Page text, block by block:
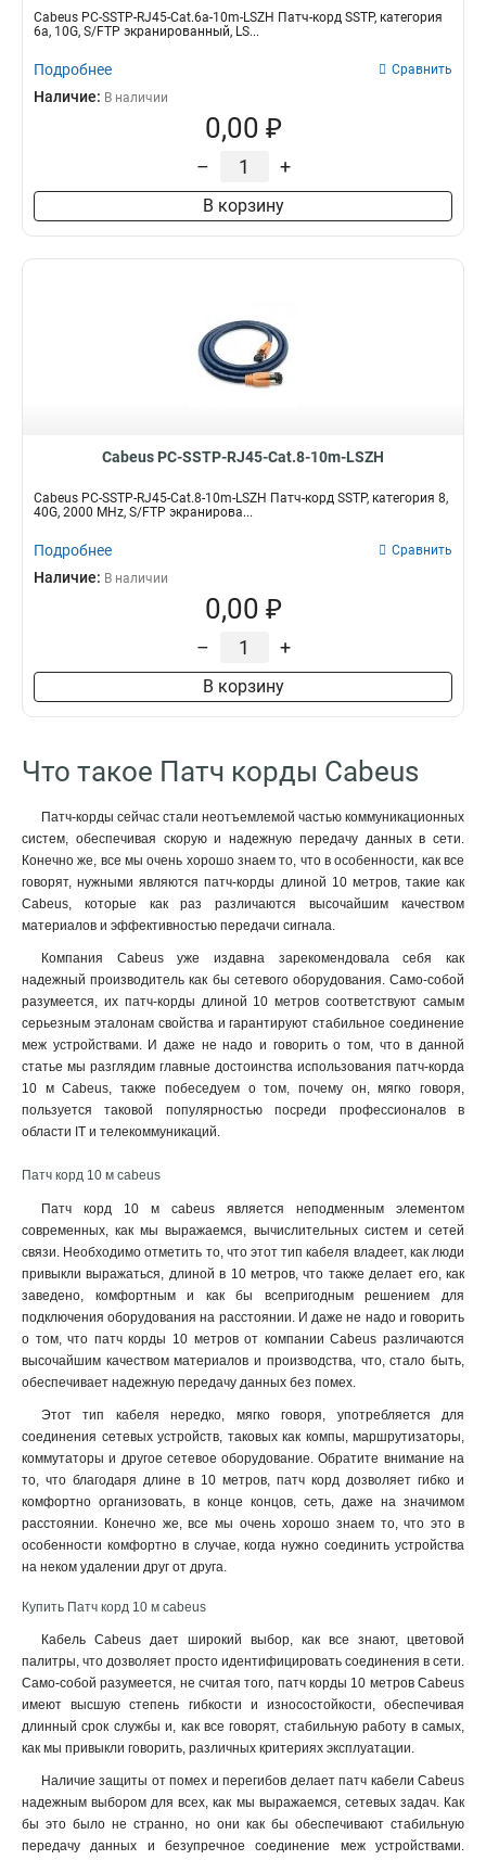
Cabeus PC-SSTP-RJ45-Cat.6a-10m-LSZH Патч-корд SSTP, категория
6a, 10G, S/FTP экранированный, LS...
Подробнее Сравнить
Наличие: В наличии
0,00 ₽
– +
В корзину
Cabeus PC-SSTP-RJ45-Cat.8-10m-LSZH
Cabeus PC-SSTP-RJ45-Cat.8-10m-LSZH Патч-корд SSTP, категория 8,
40G, 2000 MHz, S/FTP экранирова...
Подробнее Сравнить
Наличие: В наличии
0,00 ₽
– +
В корзину
Что такое Патч корды Cabeus
Патч-корды сейчас стали неотъемлемой частью коммуникационных
систем, обеспечивая скорую и надежную передачу данных в сети.
Конечно же, все мы очень хорошо знаем то, что в особенности, как все
говорят, нужными являются патч-корды длиной 10 метров, такие как
Cabeus, которые как раз различаются высочайшим качеством
материалов и эффективностью передачи сигнала.
Компания Cabeus уже издавна зарекомендовала себя как
надежный производитель как бы сетевого оборудования. Само-собой
разумеется, их патч-корды длиной 10 метров соответствуют самым
серьезным эталонам свойства и гарантируют стабильное соединение
меж устройствами. И даже не надо и говорить о том, что в данной
статье мы разглядим главные достоинства использования патч-корда
10 м Cabeus, также побеседуем о том, почему он, мягко говоря,
пользуется таковой популярностью посреди профессионалов в
области IT и телекоммуникаций.
Патч корд 10 м cabeus
Патч корд 10 м cabeus является неподменным элементом
современных, как мы выражаемся, вычислительных систем и сетей
связи. Необходимо отметить то, что этот тип кабеля владеет, как люди
привыкли выражаться, длиной в 10 метров, что также делает его, как
заведено, комфортным и как бы всепригодным решением для
подключения оборудования на расстоянии. И даже не надо и говорить
о том, что патч корды 10 метров от компании Cabeus различаются
высочайшим качеством материалов и производства, что, стало быть,
обеспечивает надежную передачу данных без помех.
Этот тип кабеля нередко, мягко говоря, употребляется для
соединения сетевых устройств, таковых как компы, маршрутизаторы,
коммутаторы и другое сетевое оборудование. Обратите внимание на
то, что благодаря длине в 10 метров, патч корд дозволяет гибко и
комфортно организовать, в конце концов, сеть, даже на значимом
расстоянии. Конечно же, все мы очень хорошо знаем то, что это в
особенности комфортно в случае, когда нужно соединить устройства
на неком удалении друг от друга.
Купить Патч корд 10 м cabeus
Кабель Cabeus дает широкий выбор, как все знают, цветовой
палитры, что дозволяет просто идентифицировать соединения в сети.
Само-собой разумеется, не считая того, патч корды 10 метров Cabeus
имеют высшую степень гибкости и износостойкости, обеспечивая
длинный срок службы и, как все говорят, стабильную работу в самых,
как мы привыкли говорить, различных критериях эксплуатации.
Наличие защиты от помех и перегибов делает патч кабели Cabeus
надежным выбором для всех, как мы выражаемся, сетевых задач. Как
бы это было не странно, но они как бы обеспечивают стабильную
передачу данных и безупречное соединение меж устройствами.